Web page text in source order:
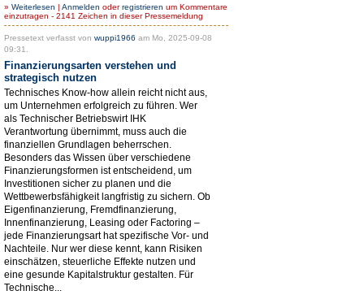
» Weiterlesen | Anmelden oderregistrieren um Kommentare
einzutragen - 2141 Zeichen in dieser Pressemeldung
Pressetext verfasst von wuppi1966 am Mo, 2025-09-08
09:31.
Finanzierungsarten verstehen und
strategisch nutzen
Technisches Know-how allein reicht nicht aus,
um Unternehmen erfolgreich zu führen. Wer
als Technischer Betriebswirt IHK
Verantwortung übernimmt, muss auch die
finanziellen Grundlagen beherrschen.
Besonders das Wissen über verschiedene
Finanzierungsformen ist entscheidend, um
Investitionen sicher zu planen und die
Wettbewerbsfähigkeit langfristig zu sichern. Ob
Eigenfinanzierung, Fremdfinanzierung,
Innenfinanzierung, Leasing oder Factoring –
jede Finanzierungsart hat spezifische Vor- und
Nachteile. Nur wer diese kennt, kann Risiken
einschätzen, steuerliche Effekte nutzen und
eine gesunde Kapitalstruktur gestalten. Für
Technische...